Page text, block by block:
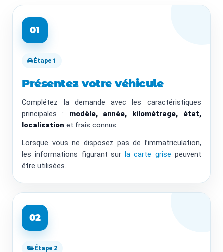
01
Étape 1
Présentez votre véhicule
Complétez la demande avec les caractéristiques
principales : modèle, année, kilométrage, état,
localisation et frais connus.
Lorsque vous ne disposez pas de l’immatriculation,
les informations figurant sur la carte grise peuvent
être utilisées.
02
Étape 2